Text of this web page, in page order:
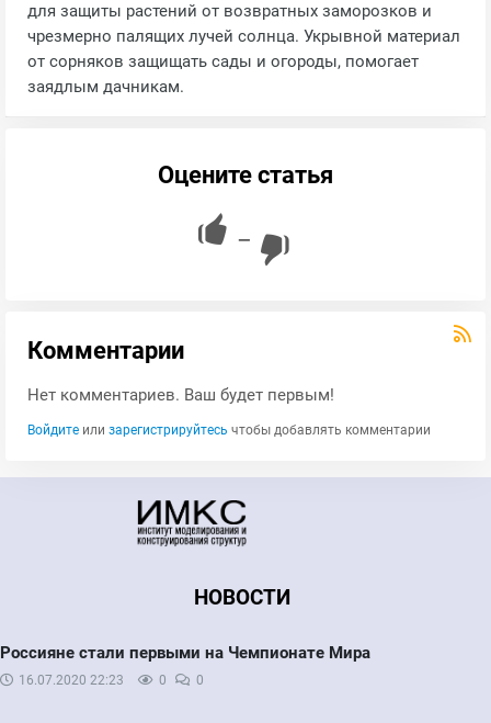
для защиты растений от возвратных заморозков и
чрезмерно палящих лучей солнца. Укрывной материал
от сорняков защищать сады и огороды, помогает
заядлым дачникам.
Оцените статья
—
Комментарии
Нет комментариев. Ваш будет первым!
Войдите или зарегистрируйтесь чтобы добавлять комментарии
НОВОСТИ
Россияне стали первыми на Чемпионате Мира
16.07.2020 22:23 0 0